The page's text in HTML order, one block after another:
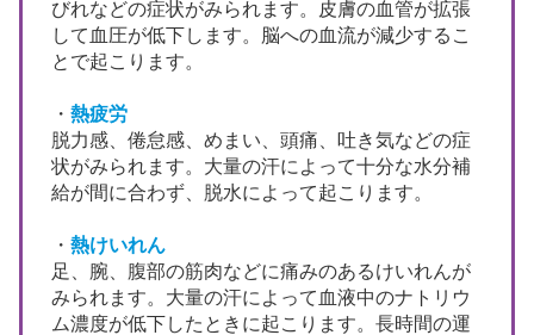
びれなどの症状がみられます。皮膚の血管が拡張
して血圧が低下します。脳への血流が減少するこ
とで起こります。
・ 熱疲労
脱力感、倦怠感、めまい、頭痛、吐き気などの症
状がみられます。大量の汗によって十分な水分補
給が間に合わず、脱水によって起こります。
・ 熱けいれん
足、腕、腹部の筋肉などに痛みのあるけいれんが
みられます。大量の汗によって血液中のナトリウ
ム濃度が低下したときに起こります。長時間の運